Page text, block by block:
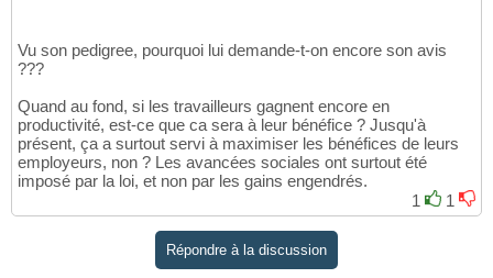
Vu son pedigree, pourquoi lui demande-t-on encore son avis
???
Quand au fond, si les travailleurs gagnent encore en
productivité, est-ce que ca sera à leur bénéfice ? Jusqu'à
présent, ça a surtout servi à maximiser les bénéfices de leurs
employeurs, non ? Les avancées sociales ont surtout été
imposé par la loi, et non par les gains engendrés.
1
1
Répondre à la discussion